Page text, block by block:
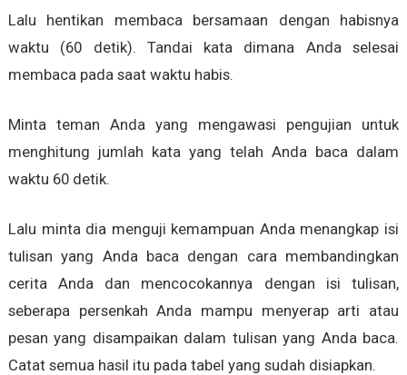
Lalu hentikan membaca bersamaan dengan habisnya
waktu (60 detik). Tandai kata dimana Anda selesai
membaca pada saat waktu habis.
Minta teman Anda yang mengawasi pengujian untuk
menghitung jumlah kata yang telah Anda baca dalam
waktu 60 detik.
Lalu minta dia menguji kemampuan Anda menangkap isi
tulisan yang Anda baca dengan cara membandingkan
cerita Anda dan mencocokannya dengan isi tulisan,
seberapa persenkah Anda mampu menyerap arti atau
pesan yang disampaikan dalam tulisan yang Anda baca.
Catat semua hasil itu pada tabel yang sudah disiapkan.